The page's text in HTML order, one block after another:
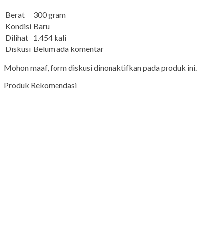
Berat
300 gram
Kondisi Baru
Dilihat 1.454 kali
Diskusi Belum ada komentar
Mohon maaf, form diskusi dinonaktifkan pada produk ini.
Produk Rekomendasi